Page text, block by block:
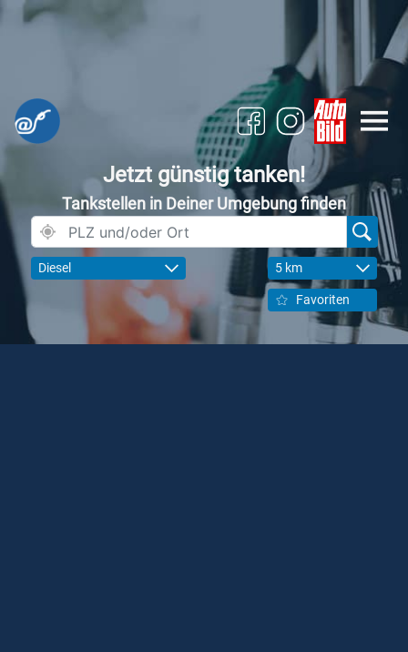
Jetzt günstig tanken!
Tankstellen in Deiner Umgebung finden
Diesel 5 km
Favoriten